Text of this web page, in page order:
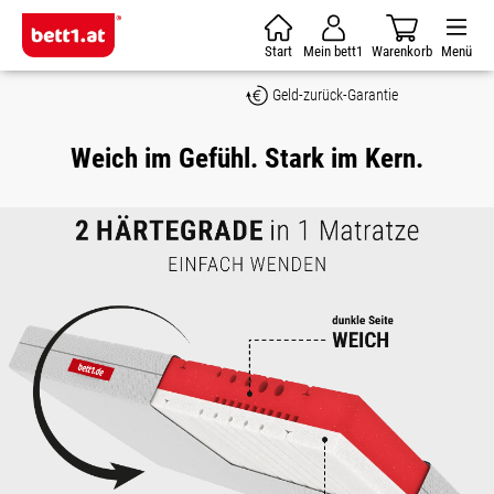
Zum Hauptinhalt springen
Start Mein bett1 Warenkorb Menü
Geld-zurück-Garantie
Weich im Gefühl. Stark im Kern.
Bildergalerie überspringen